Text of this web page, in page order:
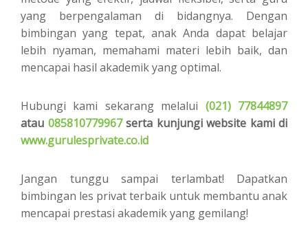
yang berpengalaman di bidangnya. Dengan
bimbingan yang tepat, anak Anda dapat belajar
lebih nyaman, memahami materi lebih baik, dan
mencapai hasil akademik yang optimal.
Hubungi kami sekarang melalui (021) 77844897
atau 085810779967serta kunjungi website kami di
www.gurulesprivate.co.id
Jangan tunggu sampai terlambat! Dapatkan
bimbingan les privat terbaik untuk membantu anak
mencapai prestasi akademik yang gemilang!